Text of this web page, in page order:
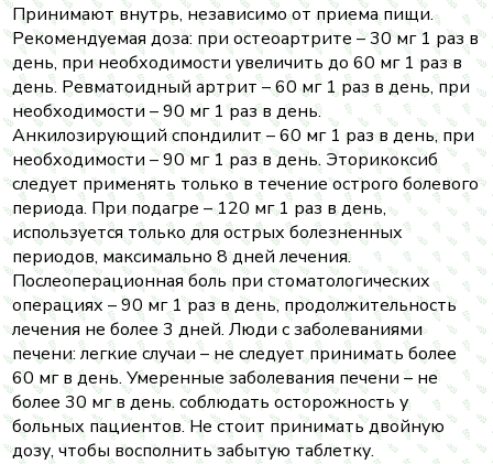
Принимают внутрь, независимо от приема пищи.
Рекомендуемая доза: при остеоартрите – 30 мг 1 раз в
день, при необходимости увеличить до 60 мг 1 раз в
день. Ревматоидный артрит – 60 мг 1 раз в день, при
необходимости – 90 мг 1 раз в день.
Анкилозирующий спондилит – 60 мг 1 раз в день, при
необходимости – 90 мг 1 раз в день. Эторикоксиб
следует применять только в течение острого болевого
периода. При подагре – 120 мг 1 раз в день,
используется только для острых болезненных
периодов, максимально 8 дней лечения.
Послеоперационная боль при стоматологических
операциях – 90 мг 1 раз в день, продолжительность
лечения не более 3 дней. Люди с заболеваниями
печени: легкие случаи – не следует принимать более
60 мг в день. Умеренные заболевания печени – не
более 30 мг в день. соблюдать осторожность у
больных пациентов. Не стоит принимать двойную
дозу, чтобы восполнить забытую таблетку.